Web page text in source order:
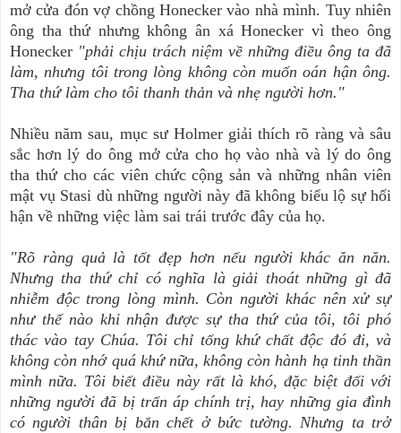
mở cửa đón vợ chồng Honecker vào nhà mình. Tuy nhiên
ông tha thứ nhưng không ân xá Honecker vì theo ông
Honecker "phải chịu trách niệm về những điều ông ta đã
làm, nhưng tôi trong lòng không còn muốn oán hận ông.
Tha thứ làm cho tôi thanh thản và nhẹ người hơn."
Nhiều năm sau, mục sư Holmer giải thích rõ ràng và sâu
sắc hơn lý do ông mở cửa cho họ vào nhà và lý do ông
tha thứ cho các viên chức cộng sản và những nhân viên
mật vụ Stasi dù những người này đã không biểu lộ sự hối
hận về những việc làm sai trái trước đây của họ.
"Rõ ràng quả là tốt đẹp hơn nếu người khác ăn năn.
Nhưng tha thứ chỉ có nghĩa là giải thoát những gì đã
nhiễm độc trong lòng mình. Còn người khác nên xử sự
như thế nào khi nhận được sự tha thứ của tôi, tôi phó
thác vào tay Chúa. Tôi chỉ tống khứ chất độc đó đi, và
không còn nhớ quá khứ nữa, không còn hành hạ tinh thần
mình nữa. Tôi biết điều này rất là khó, đặc biệt đối với
những người đã bị trấn áp chính trị, hay những gia đình
có người thân bị bắn chết ở bức tường. Nhưng ta trở